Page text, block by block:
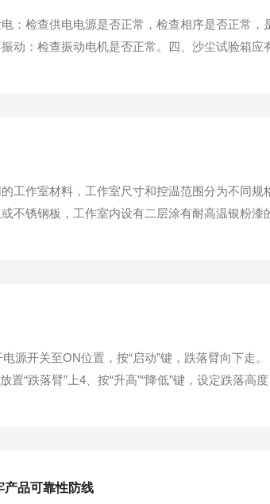
：检查供电电源是否正常，检查相序是否正常
动：检查振动电机是否正常。四、沙尘试验箱
工作室材料，工作室尺寸和控温范围分为不同
不锈钢板，工作室内设有二层涂有耐高温银粉
源开关至ON位置，按“启动”键，跌落臂向下走。
置“跌落臂”上4、按“升高”“降低”键，设定跌落高
产品可靠性防线